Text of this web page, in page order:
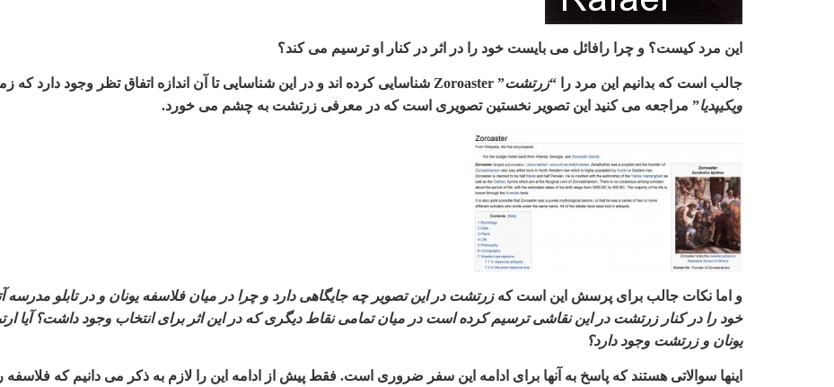
این مرد کیست؟ و چرا رافائل می بایست خود را در اثر در کنار او ترسیم می کند؟
جالب است که بدانیم این مرد را “زرتشت” Zoroaster شناسایی کرده اند و در این شناسایی تا آن اندازه اتفاق تظر وجود دارد که
ویکیپدیا” مراجعه می کنید این تصویر نخستین تصویری است که در معرفی زرتشت به چشم می خورد.
و اما نکات جالب برای پرسش این است که زرتشت در این تصویر چه جایگاهی دارد و چرا در میان فلاسفه یونان و در تابلو
خود را در کنار زرتشت در این نقاشی ترسیم کرده است در میان تمامی نقاط دیگری که در این اثر برای انتخاب وجود داشت؟ آیا
یونان و زرتشت وجود دارد؟
اینها سوالاتی هستند که پاسخ به آنها برای ادامه این سفر ضروری است. فقط پیش از ادامه این را لازم به ذکر می دانیم که فلاسفه